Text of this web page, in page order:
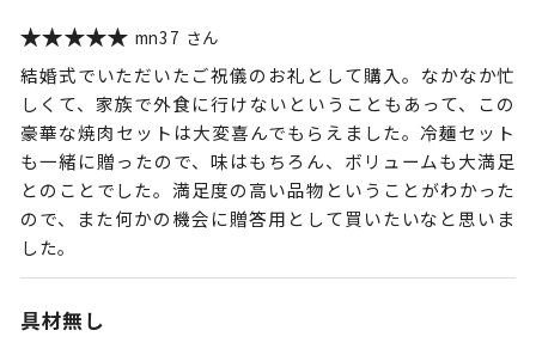
mn37
結婚式でいただいたご祝儀のお礼として購入。なかなか忙
しくて、家族で外食に行けないということもあって、この
豪華な焼肉セットは大変喜んでもらえました。冷麺セット
も一緒に贈ったので、味はもちろん、ボリュームも大満足
とのことでした。満足度の高い品物ということがわかった
ので、また何かの機会に贈答用として買いたいなと思いま
した。
具材無し